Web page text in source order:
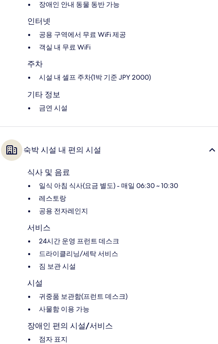
장애인 안내 동물 동반 가능
인터넷
공용 구역에서 무료 WiFi 제공
객실 내 무료 WiFi
주차
시설 내 셀프 주차(1박 기준 JPY 2000)
기타 정보
금연 시설
숙박 시설 내 편의 시설
식사 및 음료
일식 아침 식사(요금 별도) - 매일 06:30 ~ 10:30
레스토랑
공용 전자레인지
서비스
24시간 운영 프런트 데스크
드라이클리닝/세탁 서비스
짐 보관 시설
시설
귀중품 보관함(프런트 데스크)
사물함 이용 가능
장애인 편의 시설/서비스
점자 표지